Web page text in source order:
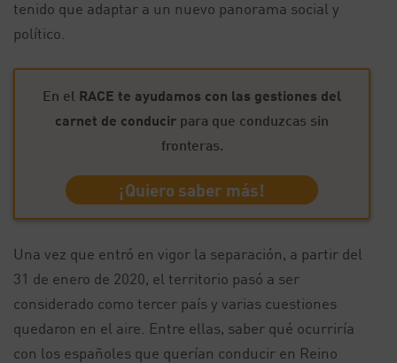
tenido que adaptar a un nuevo panorama social y
político.
En el RACE te ayudamos con las gestiones del
carnet de conducir para que conduzcas sin
fronteras.
¡Quiero saber más!
Una vez que entró en vigor la separación, a partir del
31 de enero de 2020, el territorio pasó a ser
considerado como tercer país y varias cuestiones
quedaron en el aire. Entre ellas, saber qué ocurriría
con los españoles que querían conducir en Reino